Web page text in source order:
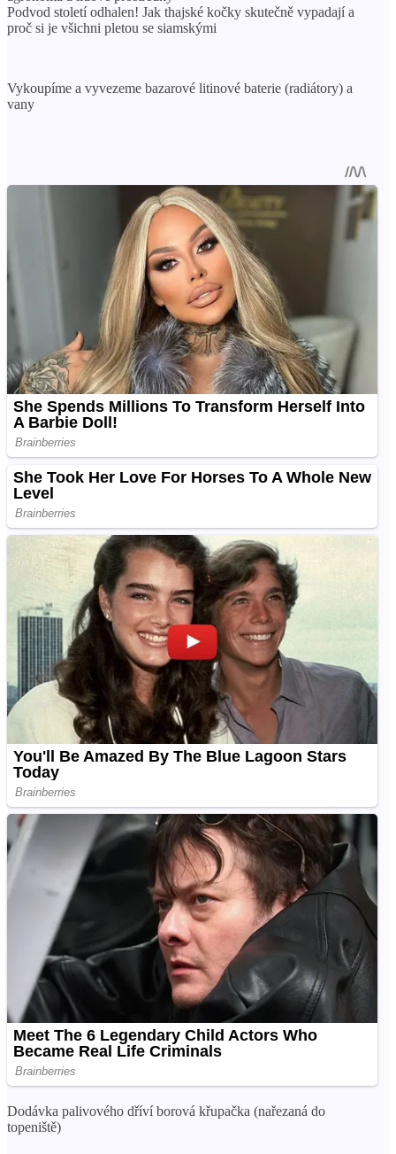
Podvod století odhalen! Jak thajské kočky skutečně vypadají a
proč si je všichni pletou se siamskými
Vykoupíme a vyvezeme bazarové litinové baterie (radiátory) a
vany
Dodávka palivového dříví borová křupačka (nařezaná do
topeniště)